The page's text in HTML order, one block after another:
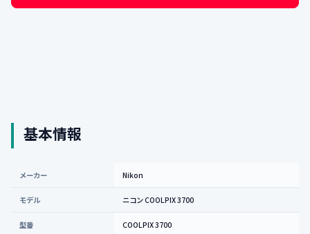
基本情報
メーカー Nikon
モデル ニコン COOLPIX 3700
型番 COOLPIX 3700